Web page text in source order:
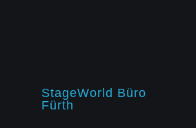
StageWorld Büro
Fürth